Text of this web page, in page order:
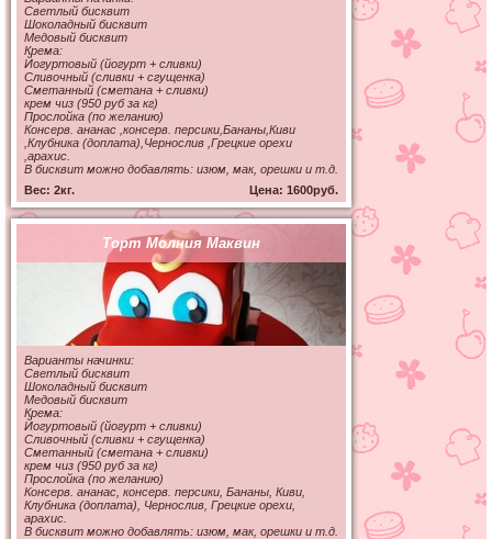
Светлый бисквит
Шоколадный бисквит
Медовый бисквит
Крема:
Йогуртовый (йогурт + сливки)
Сливочный (сливки + сгущенка)
Сметанный (сметана + сливки)
крем чиз (950 руб за кг)
Прослойка (по желанию)
Консерв. ананас ,консерв. персики,Бананы,Киви
,Клубника (доплата),Чернослив ,Грецкие орехи
,арахис.
В бисквит можно добавлять: изюм, мак, орешки и т.д.
Вес: 2кг.
Цена: 1600руб.
Торт Молния Маквин
Варианты начинки:
Светлый бисквит
Шоколадный бисквит
Медовый бисквит
Крема:
Йогуртовый (йогурт + сливки)
Сливочный (сливки + сгущенка)
Сметанный (сметана + сливки)
крем чиз (950 руб за кг)
Прослойка (по желанию)
Консерв. ананас, консерв. персики, Бананы, Киви,
Клубника (доплата), Чернослив, Грецкие орехи,
арахис.
В бисквит можно добавлять: изюм, мак, орешки и т.д.